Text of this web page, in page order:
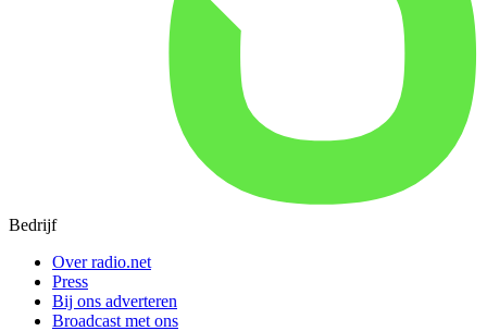
Bedrijf
Over radio.net
Press
Bij ons adverteren
Broadcast met ons